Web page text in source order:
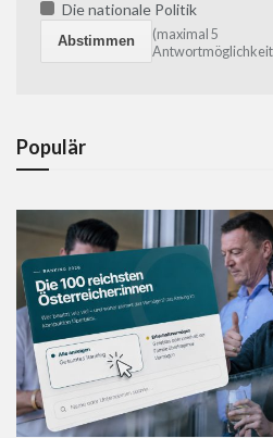
Die nationale Politik
(maximal 5
Populär